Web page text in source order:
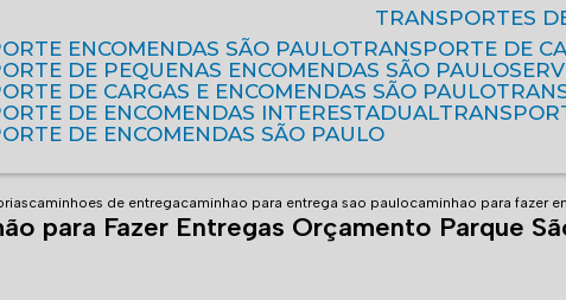
TRANSPORTES
ENCOMENDAS SÃO PAULO
TRANSPORTE DE
DE PEQUENAS ENCOMENDAS SÃO PAULO
DE CARGAS E ENCOMENDAS SÃO PAULO
DE ENCOMENDAS INTERESTADUAL
DE ENCOMENDAS SÃO PAULO
caminhoes de entregacaminhao para entrega sao paulocaminhao para fazer
para Fazer Entregas Orçamento Parque